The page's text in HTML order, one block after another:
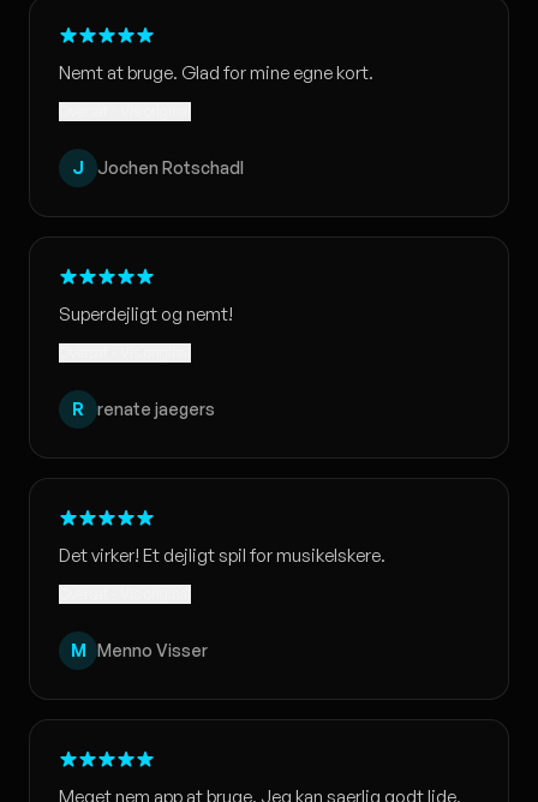
Nemt at bruge. Glad for mine egne kort.
J Jochen Rotschadl
Superdejligt og nemt!
R renate jaegers
Det virker! Et dejligt spil for musikelskere.
M Menno Visser
Meget nem app at bruge. Jeg kan saerlig godt lide,